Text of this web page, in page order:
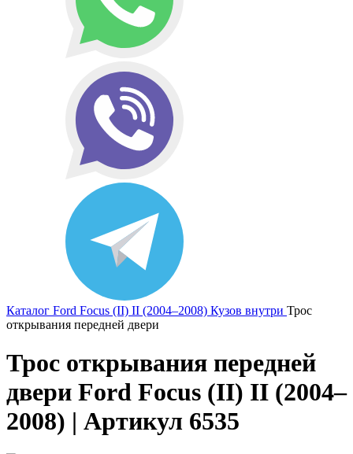
Каталог Ford Focus (II) II (2004–2008) Кузов внутри Трос
открывания передней двери
Трос открывания передней
двери Ford Focus (II) II (2004–
2008) | Артикул 6535